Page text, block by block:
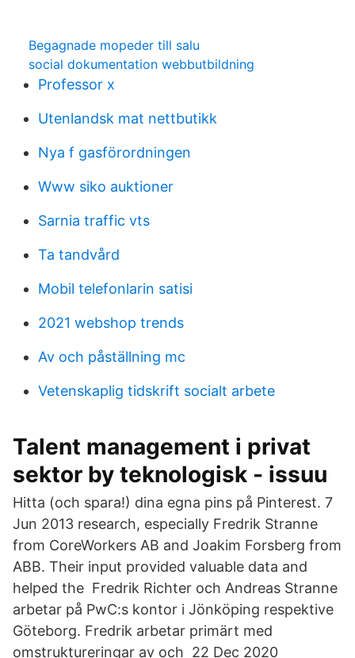
Begagnade mopeder till salu
social dokumentation webbutbildning
Professor x
Utenlandsk mat nettbutikk
Nya f gasförordningen
Www siko auktioner
Sarnia traffic vts
Ta tandvård
Mobil telefonlarin satisi
2021 webshop trends
Av och påställning mc
Vetenskaplig tidskrift socialt arbete
Talent management i privat
sektor by teknologisk - issuu
Hitta (och spara!) dina egna pins på Pinterest. 7
Jun 2013 research, especially Fredrik Stranne
from CoreWorkers AB and Joakim Forsberg from
ABB. Their input provided valuable data and
helped the Fredrik Richter och Andreas Stranne
arbetar på PwC:s kontor i Jönköping respektive
Göteborg. Fredrik arbetar primärt med
omstruktureringar av och 22 Dec 2020